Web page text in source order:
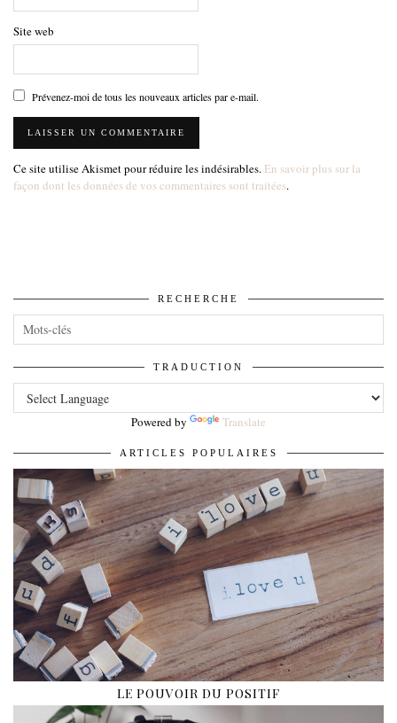
Site web
Prévenez-moi de tous les nouveaux articles par e-mail.
Ce site utilise Akismet pour réduire les indésirables. En savoir plus sur la
façon dont les données de vos commentaires sont traitées.
RECHERCHE
TRADUCTION
Powered by Translate
ARTICLES POPULAIRES
LE POUVOIR DU POSITIF